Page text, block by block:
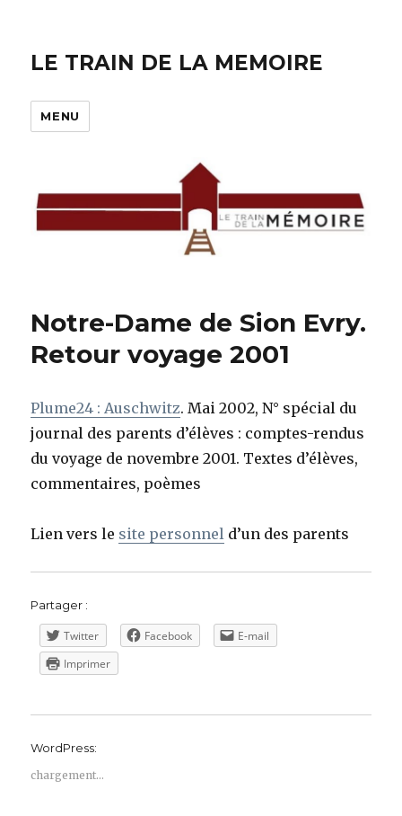
LE TRAIN DE LA MEMOIRE
MENU
Notre-Dame de Sion Evry.
Retour voyage 2001
Plume24 : Auschwitz. Mai 2002, N° spécial du
journal des parents d’élèves : comptes-rendus
du voyage de novembre 2001. Textes d’élèves,
commentaires, poèmes
Lien vers le site personnel d’un des parents
Partager :
Twitter Facebook
E-mail
Imprimer
WordPress:
chargement…